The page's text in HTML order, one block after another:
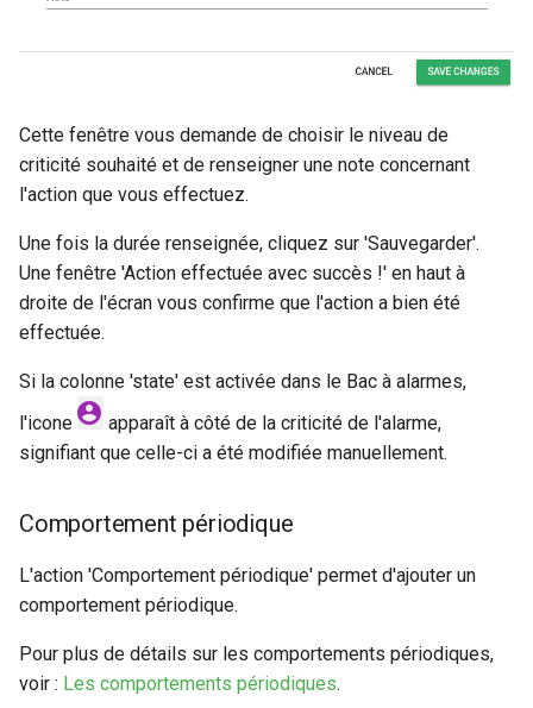
Cette fenêtre vous demande de choisir le niveau de
criticité souhaité et de renseigner une note concernant
l'action que vous effectuez.
Une fois la durée renseignée, cliquez sur 'Sauvegarder'.
Une fenêtre 'Action effectuée avec succès !' en haut à
droite de l'écran vous confirme que l'action a bien été
effectuée.
Si la colonne 'state' est activée dans le Bac à alarmes,
l'icone
apparaît à côté de la criticité de l'alarme,
signifiant que celle-ci a été modifiée manuellement.
Comportement périodique
L'action 'Comportement périodique' permet d'ajouter un
comportement périodique.
Pour plus de détails sur les comportements périodiques,
voir : Les comportements périodiques.